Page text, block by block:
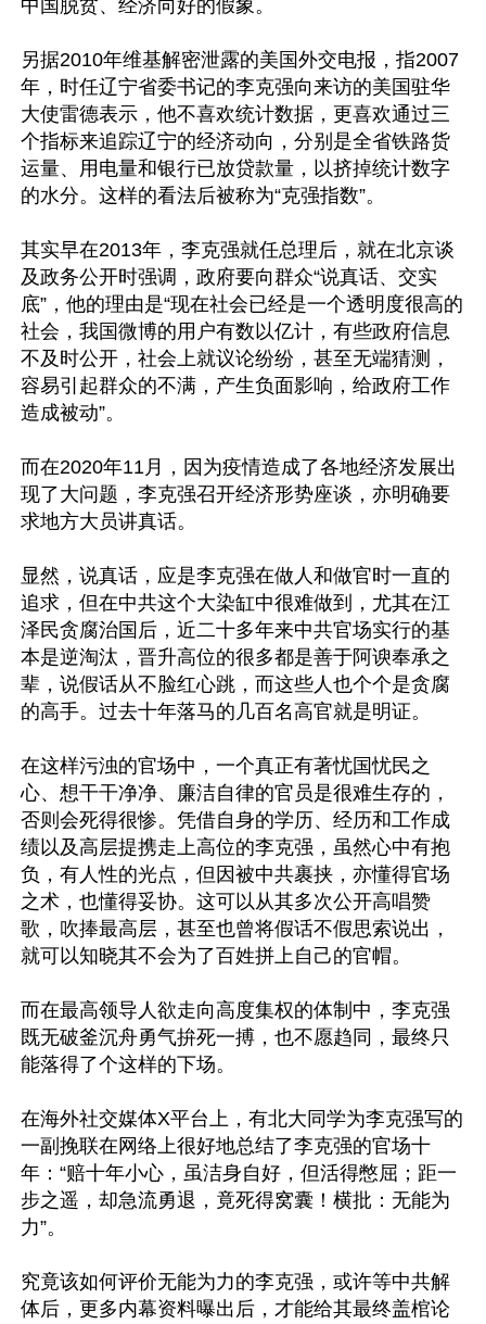
中国脱贫、经济向好的假象。
另据2010年维基解密泄露的美国外交电报，指2007
年，时任辽宁省委书记的李克强向来访的美国驻华
大使雷德表示，他不喜欢统计数据，更喜欢通过三
个指标来追踪辽宁的经济动向，分别是全省铁路货
运量、用电量和银行已放贷款量，以挤掉统计数字
的水分。这样的看法后被称为“克强指数”。
其实早在2013年，李克强就任总理后，就在北京谈
及政务公开时强调，政府要向群众“说真话、交实
底”，他的理由是“现在社会已经是一个透明度很高的
社会，我国微博的用户有数以亿计，有些政府信息
不及时公开，社会上就议论纷纷，甚至无端猜测，
容易引起群众的不满，产生负面影响，给政府工作
造成被动”。
而在2020年11月，因为疫情造成了各地经济发展出
现了大问题，李克强召开经济形势座谈，亦明确要
求地方大员讲真话。
显然，说真话，应是李克强在做人和做官时一直的
追求，但在中共这个大染缸中很难做到，尤其在江
泽民贪腐治国后，近二十多年来中共官场实行的基
本是逆淘汰，晋升高位的很多都是善于阿谀奉承之
辈，说假话从不脸红心跳，而这些人也个个是贪腐
的高手。过去十年落马的几百名高官就是明证。
在这样污浊的官场中，一个真正有著忧国忧民之
心、想干干净净、廉洁自律的官员是很难生存的，
否则会死得很惨。凭借自身的学历、经历和工作成
绩以及高层提携走上高位的李克强，虽然心中有抱
负，有人性的光点，但因被中共裹挟，亦懂得官场
之术，也懂得妥协。这可以从其多次公开高唱赞
歌，吹捧最高层，甚至也曾将假话不假思索说出，
就可以知晓其不会为了百姓拼上自己的官帽。
而在最高领导人欲走向高度集权的体制中，李克强
既无破釜沉舟勇气拚死一搏，也不愿趋同，最终只
能落得了个这样的下场。
在海外社交媒体X平台上，有北大同学为李克强写的
一副挽联在网络上很好地总结了李克强的官场十
年：“赔十年小心，虽洁身自好，但活得憋屈；距一
步之遥，却急流勇退，竟死得窝囊！横批：无能为
力”。
究竟该如何评价无能为力的李克强，或许等中共解
体后，更多内幕资料曝出后，才能给其最终盖棺论